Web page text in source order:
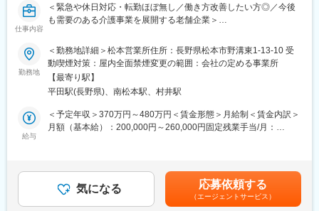
■転勤は基本的にありません。(管理職になった場合、打診可能性
はありますが意向に沿います。)
【中途入社者アンケート】
■入社を決めた理由
（1）社会貢献できる・お客様に喜んで頂ける
（2）安定性・信頼性
■働いてみて感じた魅力
（1）人間関係が良い、先輩が親切
■会社概要
https://www.youtube.com/watch?v=Ge4KiEjNYaM
仕事内容
＜緊急や休日対応・転勤ほぼ無し／働き方改善したい方◎／今後
も需要のある介護事業を展開する老舗企業＞
■業務内容：
介護浴槽の保守・メンテナンス業務を主にお任せします。病院や
介護施設などへ訪問し、入浴装置の設置・修理・定期メンテナス
などを担当します。また、必要に応じて部品交換や営業員と相談
して買い替えの提案をすることもあります。※メイン業務ではあり
ませんが、付属製品を販売、買い替えが成功した場合は、別途イ
ンセンティブの支給があります。
・緊急対応の頻度：月に1～2回程度
・休日出勤の頻度：繁忙期に月1～2回程度※休日出勤が発生した
勤務地
＜勤務地詳細＞松本営業所住所：長野県松本市野溝東1-13-10 受
動喫煙対策：屋内全面禁煙変更の範囲：会社の定める事業所
【最寄り駅】
平田駅(長野県)、南松本駅、村井駅
給与
＜予定年収＞370万円～480万円＜賃金形態＞月給制＜賃金内訳＞
月額（基本給）：200,000円～260,000円固定残業手当/月：
給：年1回（7月）■賞与：年2回（6月・12月）※第2種電気工事士
は資格手当1500円／月別途支給賃金はあくまでも目安の金額であ
り、選考を通じて上下する可能性があります。月給(月額)は固定手
気になる 応募依頼する
（エージェントサービス）